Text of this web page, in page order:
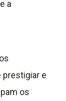
a
prestigiar e
os